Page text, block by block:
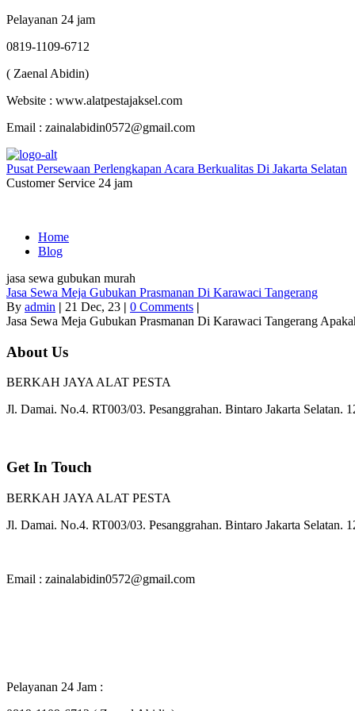
Pelayanan 24 jam
0819-1109-6712
( Zaenal Abidin)
Website : www.alatpestajaksel.com
Email : zainalabidin0572@gmail.com
Pusat Persewaan Perlengkapan Acara Berkualitas Di Jakarta Selatan
Customer Service 24 jam
Home
Blog
jasa sewa gubukan murah
Jasa Sewa Meja Gubukan Prasmanan Di Karawaci Tangerang
By admin | 21 Dec, 23 | 0 Comments |
Jasa Sewa Meja Gubukan Prasmanan Di Karawaci Tangerang
About Us
BERKAH JAYA ALAT PESTA
Jl. Damai. No.4. RT003/03. Pesanggrahan. Bintaro Jakarta Selatan.
Get In Touch
BERKAH JAYA ALAT PESTA
Jl. Damai. No.4. RT003/03. Pesanggrahan. Bintaro Jakarta Selatan.
Email : zainalabidin0572@gmail.com
Pelayanan 24 Jam :